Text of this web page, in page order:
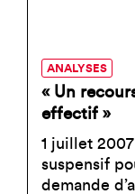
ANALYSES
« Un
effectif »
1 juillet 2007
suspensif
demande